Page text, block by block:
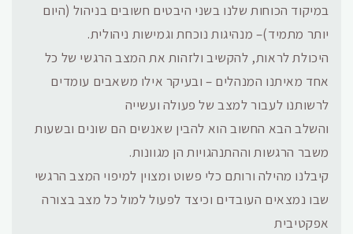
במיקוד הכוחות שלנו בשני היבטים חשובים בניהול (היום
יותר מתמיד)– מנהיגות נוכחת וגמישות ניהולית.
היכולת לראות, להקשיב ולזהות את המצב הרגשי של כל
אחד מאיתנו המנהלים – ובעיקר אילו משאבים עומדים
לרשותנו לעבור למצב של פעולה ועשייה
והשלב הבא החשוב הוא להבין שאנשים הם שונים ובשעות
משבר הרגשות וההתנהגויות הן מגוונות.
קיבלנו מהילה ורותם כלי פשוט ומצוין למיפוי המצב הרגשי
שבו נמצאים העובדים וכיצד לפעול למול כל מצב בצורה
אפקטיבית